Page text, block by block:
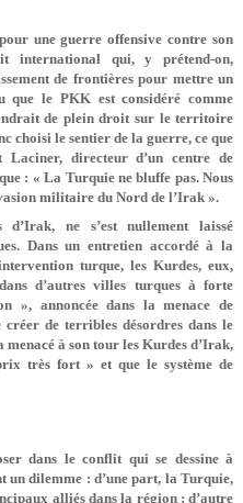
une guerre offensive contre son
international qui, y prétend-on,
de frontières pour mettre un
le PKK est considéré comme
de plein droit sur le territoire
choisi le sentier de la guerre, ce que
Laciner, directeur d’un centre de
: « La Turquie ne bluffe pas. Nous
militaire du Nord de l’Irak ».
ne s’est nullement laissé
Dans un entretien accordé à la
turque, les Kurdes, eux,
d’autres villes turques à forte
», annoncée dans la menace de
de terribles désordres dans le
à son tour les Kurdes d’Irak,
très fort » et que le système de
dans le conflit qui se dessine à
un dilemme : d’une part, la Turquie,
alliés dans la région ; d’autre